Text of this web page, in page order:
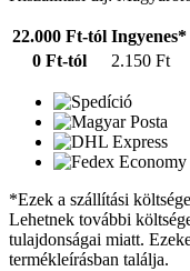
22.000 Ft-tól Ingyenes*
0 Ft-tól
2.150 Ft
*Ezek a szállítási
Lehetnek további
tulajdonságai miatt.
termékleírásban találja.